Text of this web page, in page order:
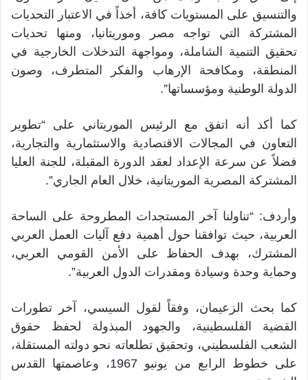
والتنسيق على المستويات كافة، أخذاً في الاعتبار التحديات
المشتركة التي تواجه مصر وموريتانيا، ومنها تحديات
تحقيق التنمية الشاملة، ومواجهة التدخلات الخارجية في
المنطقة، ومكافحة الإرهاب والفكر المتطرف، وصون
الدولة الوطنية ومؤسساتها”.
كما أكد أنه اتفق مع الرئيس الموريتاني على “تطوير
التعاون في المجالات الاقتصادية والاستثمارية والتجارية،
فضلاً عن سرعة الإعداد لعقد الدورة المقبلة، للجنة العليا
المشتركة المصرية الموريتانية، خلال العام الجاري”.
وأردف: “تناولنا آخر المستجدات المطروحة على الساحة
العربية، حيث توافقنا حول أهمية دفع آليات العمل العربي
المشترك، بهدف الحفاظ على الأمن القومي العربي،
وحماية وحدة وسيادة ومقدرات الدول العربية”.
كما بحث الزعيمان، وفقاً لقول السيسي، آخر تطورات
القضية الفلسطينية، والجهود المبذولة لحفظ حقوق
الشعب الفلسطيني، وتحقيق تطلعاته نحو دولته المستقلة،
على خطوط الرابع من يونيو 1967، وعاصمتها القدس